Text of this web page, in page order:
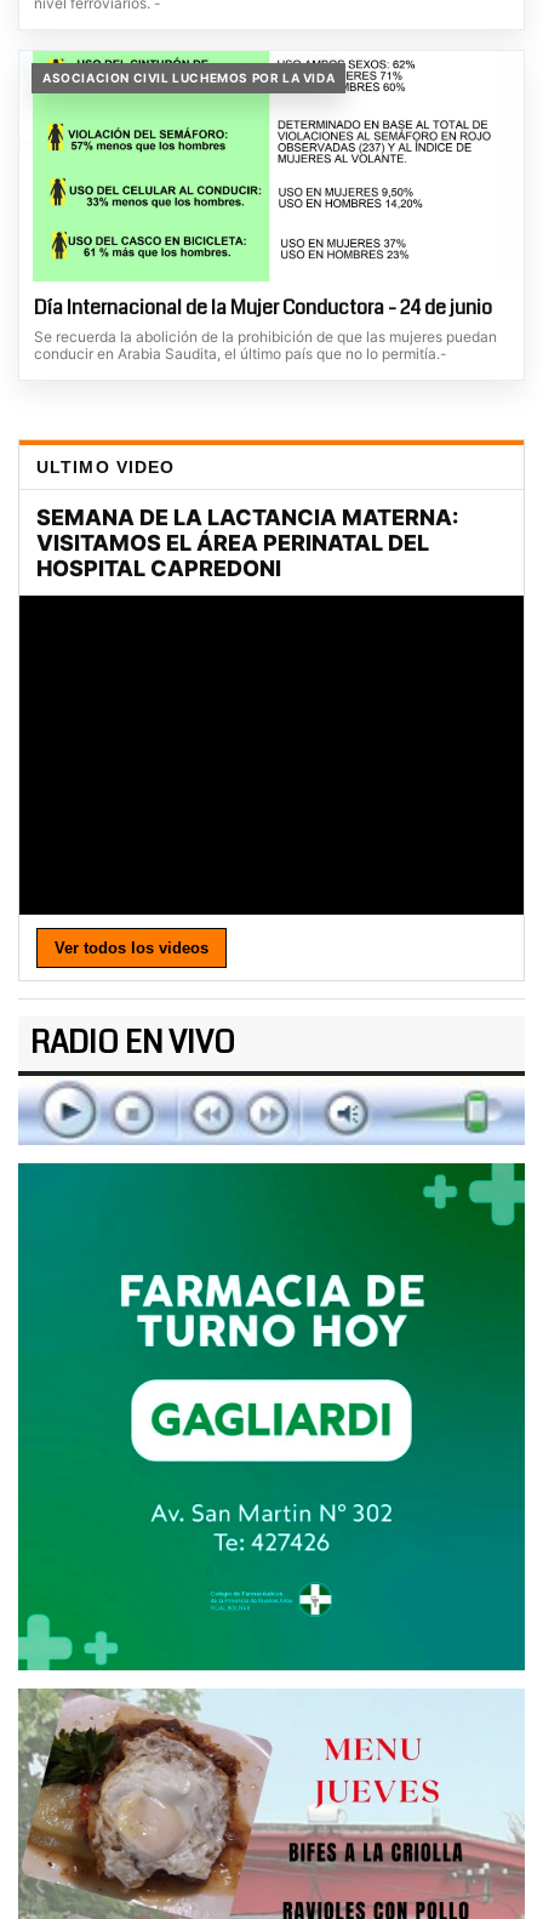
ASOCIACION CIVIL LUCHEMOS POR LA VIDA
Día Internacional de la Mujer Conductora - 24 de junio
Se recuerda la abolición de la prohibición de que las mujeres puedan
conducir en Arabia Saudita, el último país que no lo permitía.-
ULTIMO VIDEO
Ver todos los videos
RADIO EN VIVO